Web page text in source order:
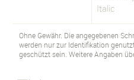
Italic
Ohne Gewähr. Die angegebenen
werden nur zur Identifikation
geschützt sein. Weitere Angaben